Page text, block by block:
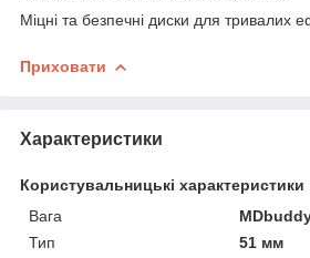
Міцні та безпечні диски для тривалих
Приховати
Характеристики
Користувальницькі характеристики
Вага
Тип
51 мм